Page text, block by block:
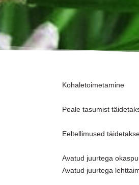
Kohaletoimetamine
Peale tasumist
Eeltellimused
Avatud juurtega
Avatud juurtega